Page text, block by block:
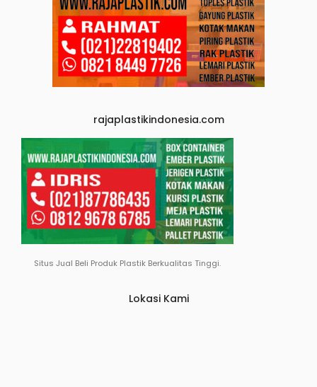
rajaplastikindonesia.com
Situs Jual Beli Produk Plastik Berkualitas Tinggi.
Lokasi Kami